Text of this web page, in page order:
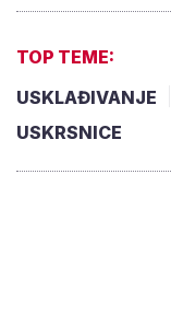
TOP TEME:
USKLAĐIVANJE
USKRSNICE